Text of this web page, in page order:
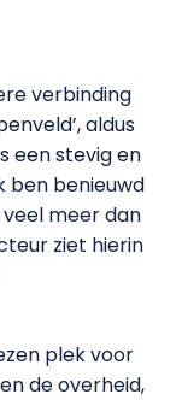
verbinding
aldus
een stevig en
ben benieuwd
meer dan
ziet hierin
plek voor
de overheid,